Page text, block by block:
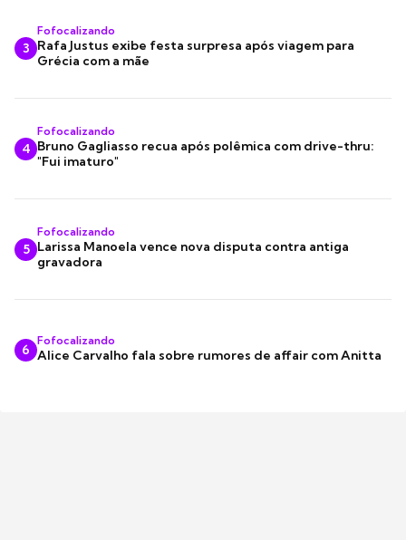
3
Fofocalizando
Rafa Justus exibe festa surpresa após viagem para
Grécia com a mãe
4
Fofocalizando
Bruno Gagliasso recua após polêmica com drive-thru:
"Fui imaturo"
5
Fofocalizando
Larissa Manoela vence nova disputa contra antiga
gravadora
6
Fofocalizando
Alice Carvalho fala sobre rumores de affair com Anitta